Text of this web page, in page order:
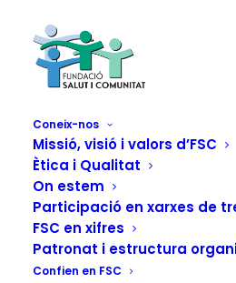
Coneix-nos
Missió, visió i valors d’FSC
Ètica i Qualitat
On estem
Participació en xarxes de
FSC en xifres
Patronat i estructura
Confien en FSC